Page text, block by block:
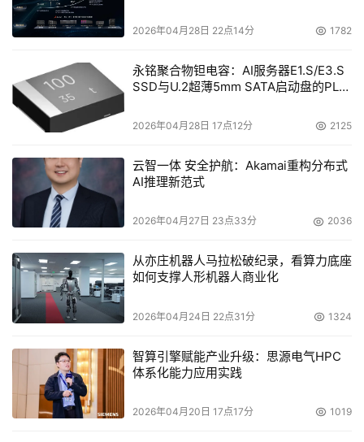
2026年04月28日 22点14分 1782
永铭聚合物钽电容：AI服务器E1.S/E3.S
SSD与U.2超薄5mm SATA启动盘的PLP
2026年04月28日 17点12分 2125
云智一体 安全护航：Akamai重构分布式
AI推理新范式
2026年04月27日 23点33分 2036
从亦庄机器人马拉松破纪录，看算力底座
如何支撑人形机器人商业化
2026年04月24日 22点31分 1324
智算引擎赋能产业升级：思源电气HPC
体系化能力应用实践
2026年04月20日 17点17分 1019